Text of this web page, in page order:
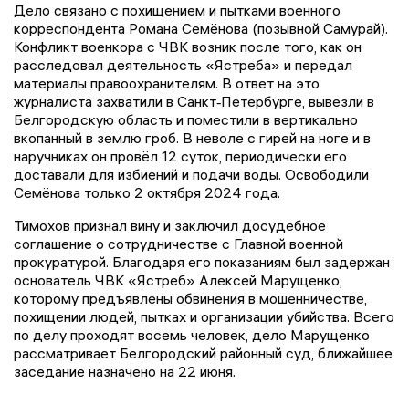
Дело связано с похищением и пытками военного
корреспондента Романа Семёнова (позывной Самурай).
Конфликт военкора с ЧВК возник после того, как он
расследовал деятельность «Ястреба» и передал
материалы правоохранителям. В ответ на это
журналиста захватили в Санкт‑Петербурге, вывезли в
Белгородскую область и поместили в вертикально
вкопанный в землю гроб. В неволе с гирей на ноге и в
наручниках он провёл 12 суток, периодически его
доставали для избиений и подачи воды. Освободили
Семёнова только 2 октября 2024 года.
Тимохов признал вину и заключил досудебное
соглашение о сотрудничестве с Главной военной
прокуратурой. Благодаря его показаниям был задержан
основатель ЧВК «Ястреб» Алексей Марущенко,
которому предъявлены обвинения в мошенничестве,
похищении людей, пытках и организации убийства. Всего
по делу проходят восемь человек, дело Марущенко
рассматривает Белгородский районный суд, ближайшее
заседание назначено на 22 июня.